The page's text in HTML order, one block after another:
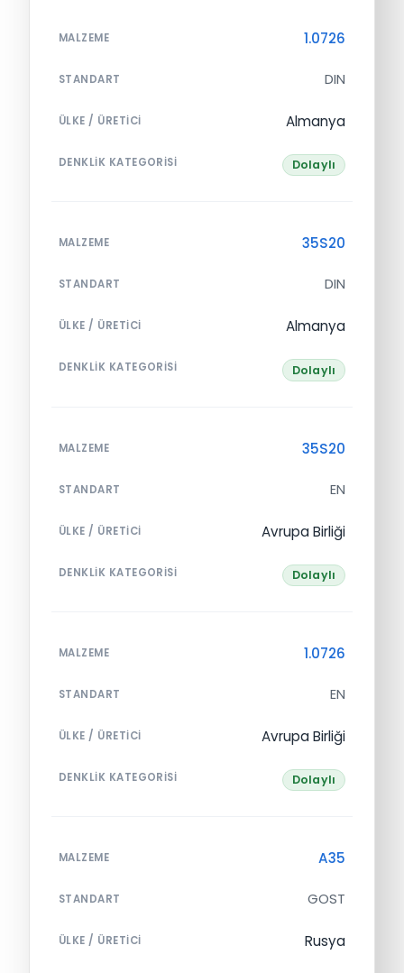
MALZEME 1.0726
STANDART DIN
ÜLKE / ÜRETICI Almanya
DENKLIK KATEGORISI Dolaylı
MALZEME 35S20
STANDART DIN
ÜLKE / ÜRETICI Almanya
DENKLIK KATEGORISI Dolaylı
MALZEME 35S20
STANDART EN
ÜLKE / ÜRETICI Avrupa Birliği
DENKLIK KATEGORISI Dolaylı
MALZEME 1.0726
STANDART EN
ÜLKE / ÜRETICI Avrupa Birliği
DENKLIK KATEGORISI Dolaylı
MALZEME A35
STANDART GOST
ÜLKE / ÜRETICI Rusya